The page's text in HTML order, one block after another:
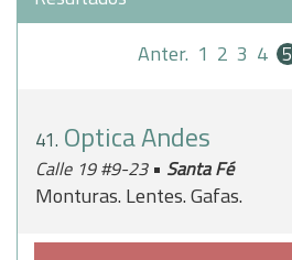
Anter. 1 2 3 4 5
41. Optica Andes
Calle 19 #9-23 • Santa Fé
Monturas. Lentes. Gafas.